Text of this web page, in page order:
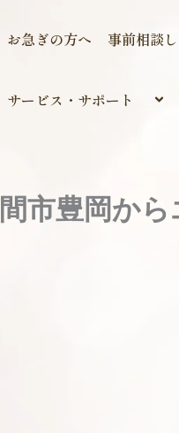
お急ぎの方へ 事前相談
サービス・サポート
市豊岡か